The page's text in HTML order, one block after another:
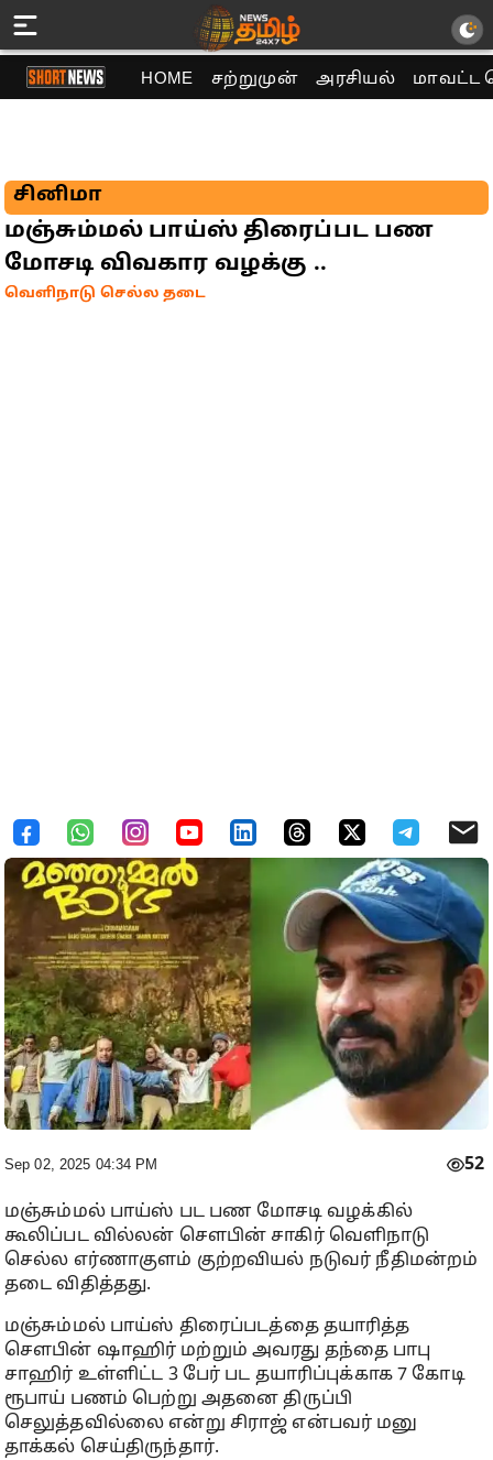
HOME சற்றுமுன் அரசியல் மாவட்ட
சினிமா
மஞ்சும்மல் பாய்ஸ் திரைப்பட பண
மோசடி விவகார வழக்கு ..
வெளிநாடு செல்ல தடை
Sep 02, 2025 04:34 PM 52
மஞ்சும்மல் பாய்ஸ் பட பண மோசடி வழக்கில்
கூலிப்பட வில்லன் சௌபின் சாகிர் வெளிநாடு
செல்ல எர்ணாகுளம் குற்றவியல் நடுவர் நீதிமன்றம்
தடை விதித்தது.
மஞ்சும்மல் பாய்ஸ் திரைப்படத்தை தயாரித்த
சௌபின் ஷாஹிர் மற்றும் அவரது தந்தை பாபு
சாஹிர் உள்ளிட்ட 3 பேர் பட தயாரிப்புக்காக 7 கோடி
ரூபாய் பணம் பெற்று அதனை திருப்பி
செலுத்தவில்லை என்று சிராஜ் என்பவர் மனு
தாக்கல் செய்திருந்தார்.